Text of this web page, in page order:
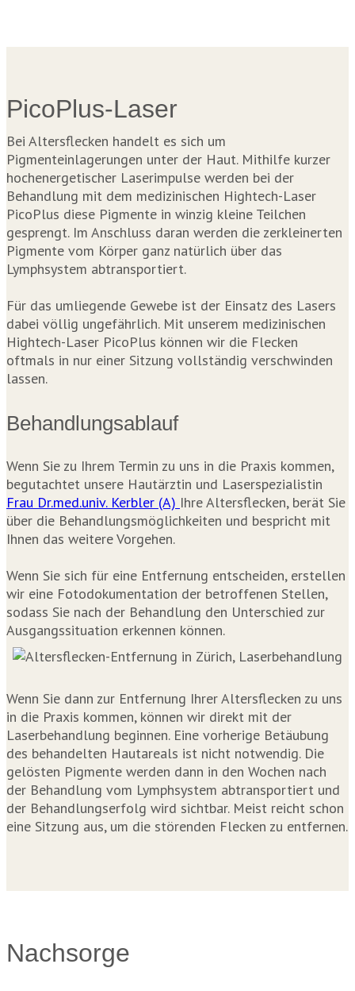
PicoPlus-Laser
Bei Altersflecken handelt es sich um
Pigmenteinlagerungen unter der Haut. Mithilfe kurzer
hochenergetischer Laserimpulse werden bei der
Behandlung mit dem medizinischen Hightech-Laser
PicoPlus diese Pigmente in winzig kleine Teilchen
gesprengt. Im Anschluss daran werden die zerkleinerten
Pigmente vom Körper ganz natürlich über das
Lymphsystem abtransportiert.
Für das umliegende Gewebe ist der Einsatz des Lasers
dabei völlig ungefährlich. Mit unserem medizinischen
Hightech-Laser PicoPlus können wir die Flecken
oftmals in nur einer Sitzung vollständig verschwinden
lassen.
Behandlungsablauf
Wenn Sie zu Ihrem Termin zu uns in die Praxis kommen,
begutachtet unsere Hautärztin und Laserspezialistin
Frau Dr.med.univ. Kerbler (A) Ihre Altersflecken, berät Sie
über die Behandlungsmöglichkeiten und bespricht mit
Ihnen das weitere Vorgehen.
Wenn Sie sich für eine Entfernung entscheiden, erstellen
wir eine Fotodokumentation der betroffenen Stellen,
sodass Sie nach der Behandlung den Unterschied zur
Ausgangssituation erkennen können.
Wenn Sie dann zur Entfernung Ihrer Altersflecken zu uns
in die Praxis kommen, können wir direkt mit der
Laserbehandlung beginnen. Eine vorherige Betäubung
des behandelten Hautareals ist nicht notwendig. Die
gelösten Pigmente werden dann in den Wochen nach
der Behandlung vom Lymphsystem abtransportiert und
der Behandlungserfolg wird sichtbar. Meist reicht schon
eine Sitzung aus, um die störenden Flecken zu entfernen.
Nachsorge